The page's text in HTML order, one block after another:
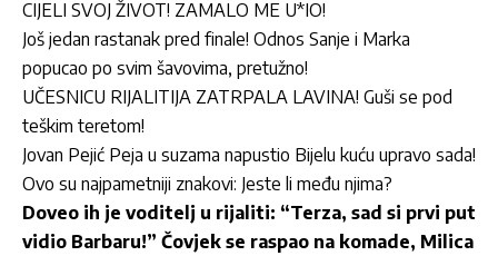
CIJELI SVOJ ŽIVOT! ZAMALO ME U*IO!
Još jedan rastanak pred finale! Odnos Sanje i Marka
popucao po svim šavovima, pretužno!
UČESNICU RIJALITIJA ZATRPALA LAVINA! Guši se pod
teškim teretom!
Jovan Pejić Peja u suzama napustio Bijelu kuću upravo sada!
Ovo su najpametniji znakovi: Jeste li među njima?
Doveo ih je voditelj u rijaliti: “Terza, sad si prvi put
vidio Barbaru!” Čovjek se raspao na komade, Milica